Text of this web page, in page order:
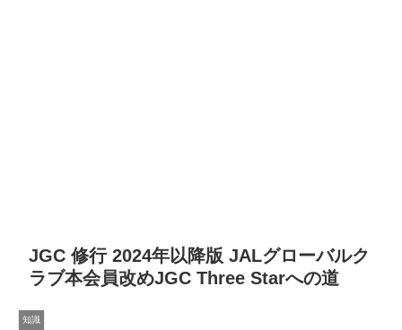
JGC 修行 2024年以降版 JALグローバルク
ラブ本会員改めJGC Three Starへの道
知識